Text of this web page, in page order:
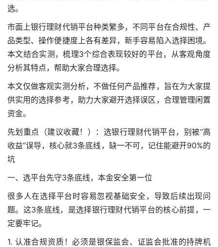
选。
市面上银行理财代销平台种类繁多，不同平台在合规性、产
品类型、操作便捷度上各有差异，新手容易陷入选择困境。
本文结合实测，梳理3个综合表现较好的平台，从客观角度
分析其特点，帮助大家合理选择。
本文仅做客观实测分析，不做任何产品推荐，旨在为大家提
供实用的选择参考，助力大家避开选择误区，合理管理闲置
资金。
先划重点（建议收藏！）：选银行理财代销平台，别被“高
收益”误导，核心就3条底线，缺一不可，记住能避开90%的
坑
一、选平台先守3条底线，本金安全第一位
很多人在选择平台时容易忽视基础安全，导致后续出现问
题。这3条底线，是选择银行理财代销平台的核心前提，一
定要牢记。
1. 认准合规资质！必须是银保监会、证监会批准的持牌机